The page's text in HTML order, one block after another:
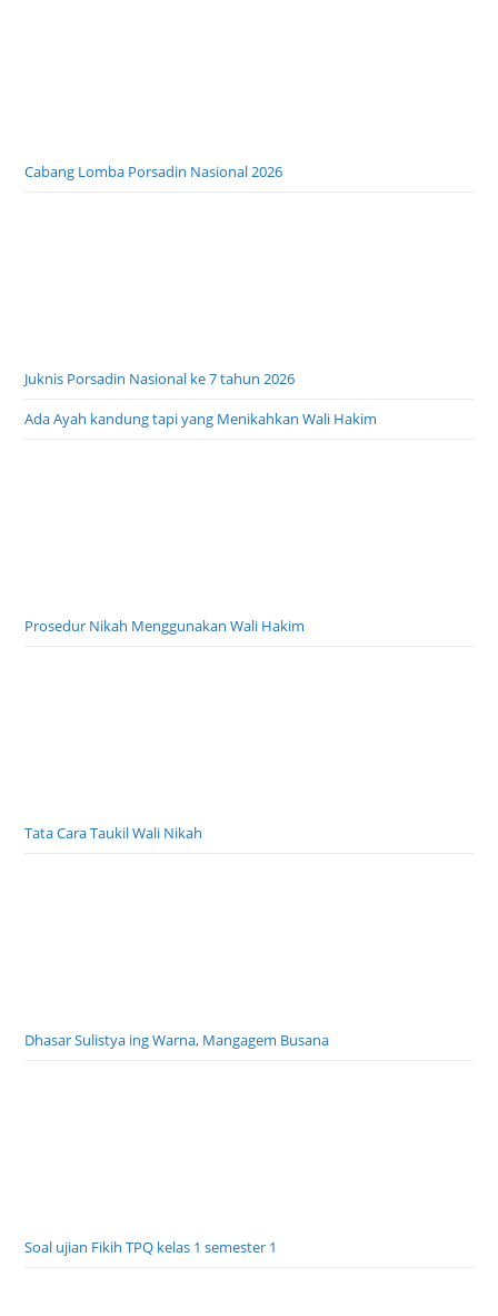
Cabang Lomba Porsadin Nasional 2026
Juknis Porsadin Nasional ke 7 tahun 2026
Ada Ayah kandung tapi yang Menikahkan Wali Hakim
Prosedur Nikah Menggunakan Wali Hakim
Tata Cara Taukil Wali Nikah
Dhasar Sulistya ing Warna, Mangagem Busana
Soal ujian Fikih TPQ kelas 1 semester 1